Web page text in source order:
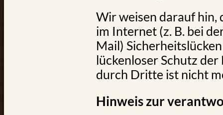
Wir weisen darauf hin,
im Internet (z. B. bei
Mail)
lückenloser Schutz
durch Dritte ist nicht
Hinweis zur